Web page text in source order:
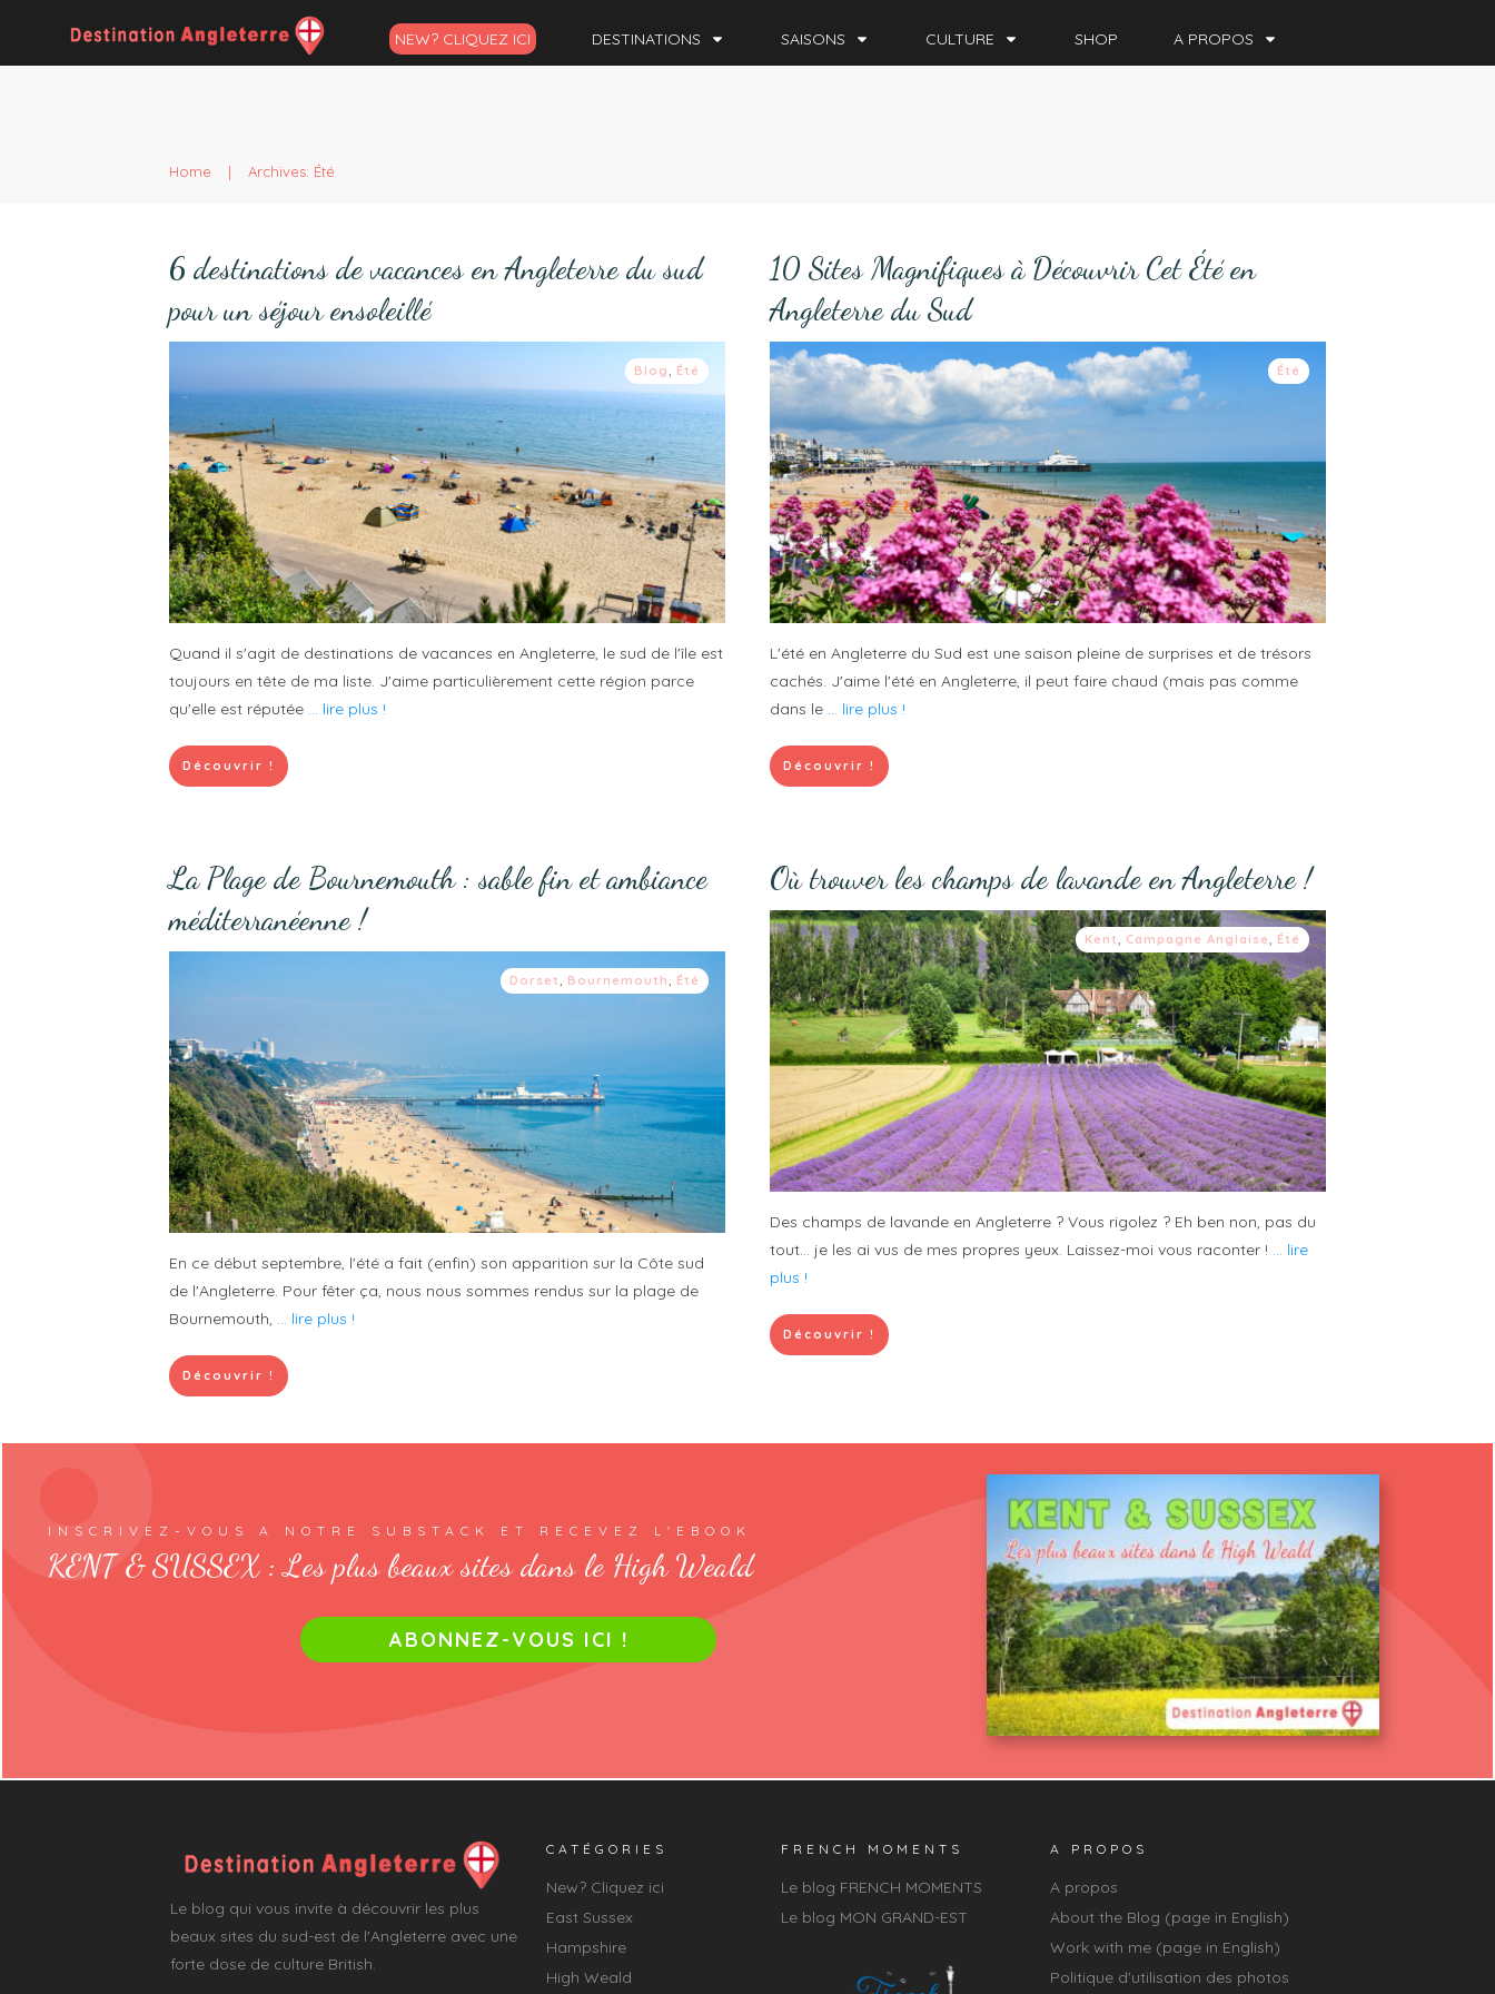
NEW? CLIQUEZ ICI DESTINATIONS SAISONS CULTURE SHOP A PROPOS
Home | Archives: Été
6 destinations de vacances en Angleterre du sud
pour un séjour ensoleillé
Blog Été
Quand il s'agit de destinations de vacances en Angleterre, le sud de l'île est
toujours en tête de ma liste. J'aime particulièrement cette région parce
qu'elle est réputée ... lire plus !
Découvrir !
10 Sites Magnifiques à Découvrir Cet Été en
Angleterre du Sud
Été
L'été en Angleterre du Sud est une saison pleine de surprises et de trésors
cachés. J'aime l'été en Angleterre, il peut faire chaud (mais pas comme
dans le ... lire plus !
Découvrir !
La Plage de Bournemouth : sable fin et ambiance
méditerranéenne !
Dorset Bournemouth Été
En ce début septembre, l'été a fait (enfin) son apparition sur la Côte sud
de l'Angleterre. Pour fêter ça, nous nous sommes rendus sur la plage de
Bournemouth, ... lire plus !
Découvrir !
Où trouver les champs de lavande en Angleterre !
Kent Campagne Anglaise Été
Des champs de lavande en Angleterre ? Vous rigolez ? Eh ben non, pas du
tout... je les ai vus de mes propres yeux. Laissez-moi vous raconter ! ... lire
plus !
Découvrir !
INSCRIVEZ-VOUS A NOTRE SUBSTACK ET RECEVEZ L'EBOOK
KENT & SUSSEX : Les plus beaux sites dans le High Weald
ABONNEZ-VOUS ICI !
Le blog qui vous invite à découvrir les plus
beaux sites du sud-est de l'Angleterre avec une
forte dose de culture British.
CATÉGORIES
New? Cliquez ici
East Sussex
Hampshire
High Weald
FRENCH MOMENTS
Le blog FRENCH MOMENTS
Le blog MON GRAND-EST
A PROPOS
A propos
About the Blog (page in English)
Work with me (page in English)
Politique d'utilisation des photos